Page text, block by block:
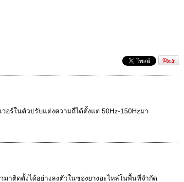
อร์ในตัวปรับแต่งความถี่ได้ตั้งแต่ 50Hz-150Hzมา
าติดตั้งได้อย่างลงตัวในช่องยางอะไหล่ในพื้นที่จำกัด